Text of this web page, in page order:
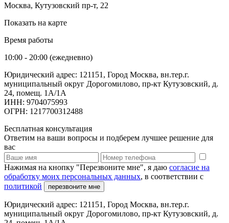
Москва, Кутузовский пр-т, 22
Показать на карте
Время работы
10:00 - 20:00 (ежедневно)
Юридический адрес: 121151, Город Москва, вн.тер.г.
муниципальный округ Дорогомилово, пр-кт Кутузовский, д.
24, помещ. 1А/1А
ИНН: 9704075993
ОГРН: 1217700312488
Бесплатная консультация
Ответим на ваши вопросы и подберем лучшее решение для
вас
Нажимая на кнопку "Перезвоните мне", я даю согласие на
обработку моих персональных данных, в соответствии с
политикой
перезвоните мне
Юридический адрес: 121151, Город Москва, вн.тер.г.
муниципальный округ Дорогомилово, пр-кт Кутузовский, д.